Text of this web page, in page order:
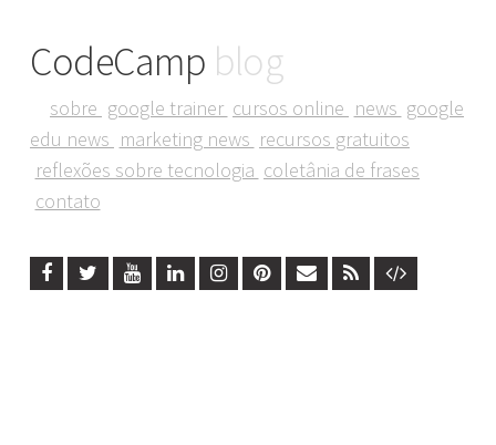
CodeCamp blog
sobre google trainer cursos online news google
edu news marketing news recursos gratuitos
reflexões sobre tecnologia coletânia de frases
contato